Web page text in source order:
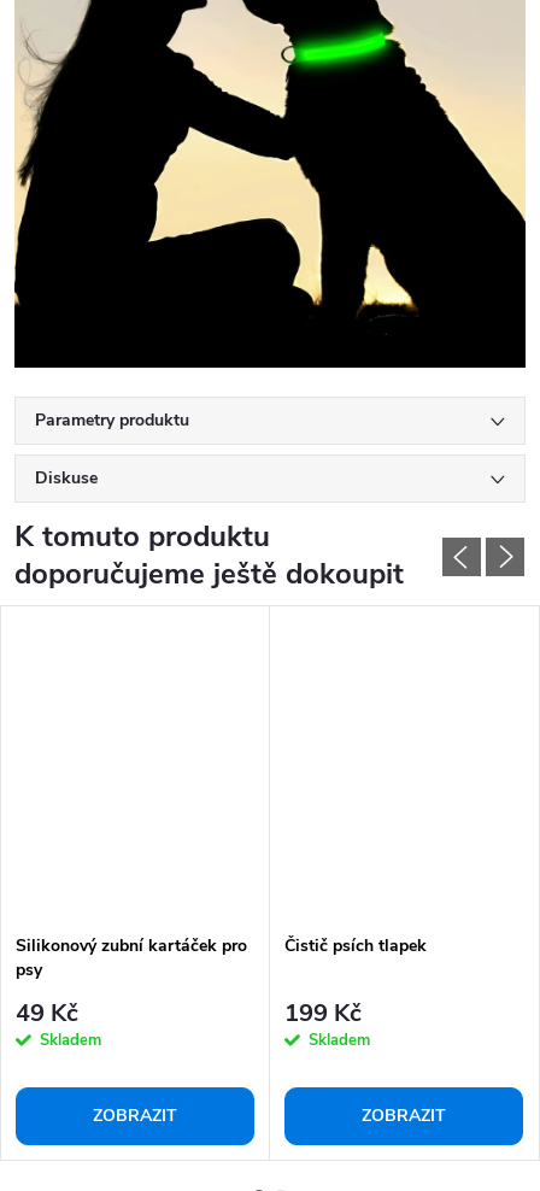
Parametry produktu
Diskuse
K tomuto produktu
doporučujeme ještě dokoupit
Silikonový zubní kartáček pro
psy
49 Kč
Skladem
ZOBRAZIT
Čistič psích tlapek
199 Kč
Skladem
ZOBRAZIT